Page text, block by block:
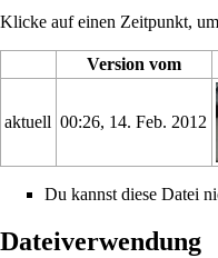
Klicke auf einen Zeitpunkt,
Version vom
aktuell 00:26, 14. Feb. 2012
Du kannst diese Datei
Dateiverwendung